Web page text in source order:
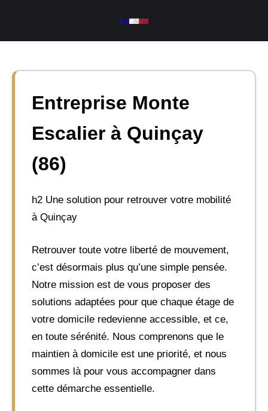
contenu
Entreprise Monte
Escalier à Quinçay
(86)
h2 Une solution pour retrouver votre mobilité
à Quinçay
Retrouver toute votre liberté de mouvement,
c’est désormais plus qu’une simple pensée.
Notre mission est de vous proposer des
solutions adaptées pour que chaque étage de
votre domicile redevienne accessible, et ce,
en toute sérénité. Nous comprenons que le
maintien à domicile est une priorité, et nous
sommes là pour vous accompagner dans
cette démarche essentielle.